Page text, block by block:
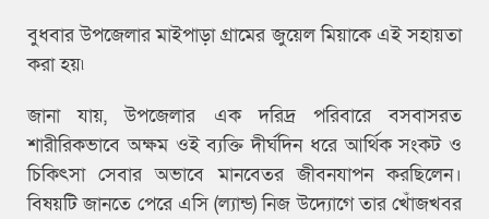
বুধবার উপজেলার মাইপাড়া গ্রামের জুয়েল মিয়াকে এই সহায়তা
করা হয়৷
জানা যায়, উপজেলার এক দরিদ্র পরিবারে বসবাসরত
শারীরিকভাবে অক্ষম ওই ব্যক্তি দীর্ঘদিন ধরে আর্থিক সংকট ও
চিকিৎসা সেবার অভাবে মানবেতর জীবনযাপন করছিলেন।
বিষয়টি জানতে পেরে এসি (ল্যান্ড) নিজ উদ্যোগে তার খোঁজখবর